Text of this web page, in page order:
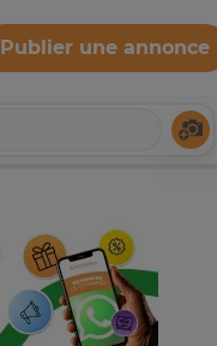
Publier une annonce